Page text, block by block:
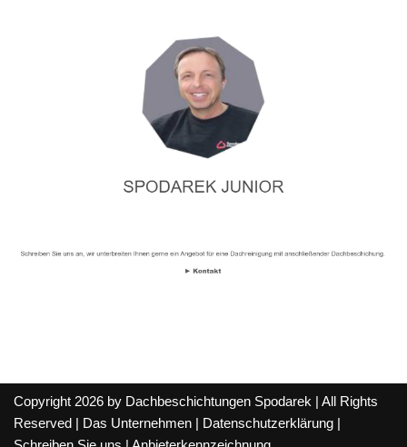
Copyright 2026 by Dachbeschichtungen Spodarek | All Rights
Reserved |
Das Unternehmen Datenschutzerklärung